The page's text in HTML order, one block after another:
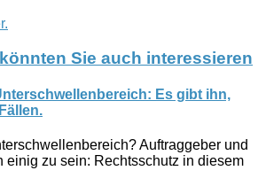
Sie auch interessieren
Es gibt ihn,
Auftraggeber und
einig zu sein: Rechtsschutz in diesem